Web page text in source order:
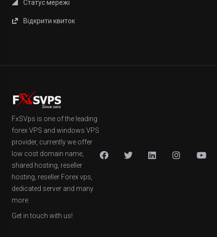
Статус мережі
Відкрити квиток
FxSVps is one of the leading
forex VPS and windows VPS
provider, currently we offer
low cost domain name,
shared hosting, reseller
hosting, reseller Forex vps,
dedicated server and many
more.
Get in touch with us!